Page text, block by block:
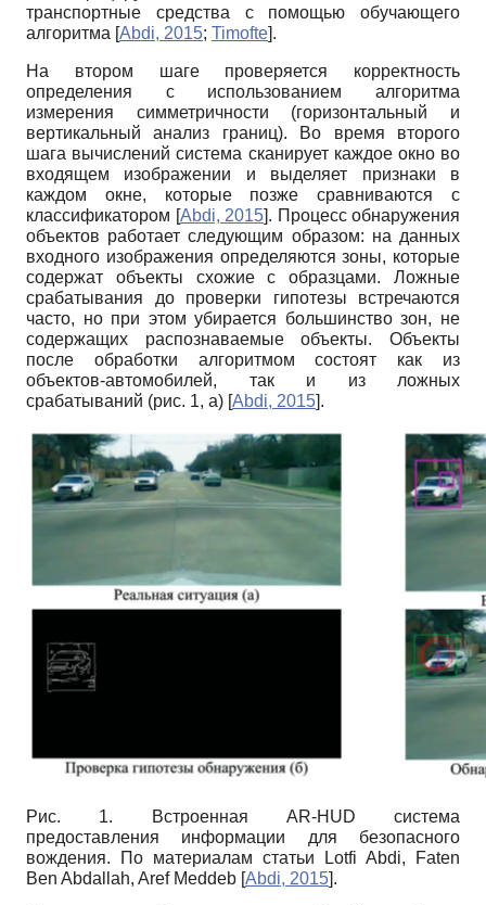
транспортные средства с помощью обучающего
алгоритма [Abdi, 2015; Timofte].
На втором шаге проверяется корректность
определения с использованием алгоритма
измерения симметричности (горизонтальный и
вертикальный анализ границ). Во время второго
шага вычислений система сканирует каждое окно во
входящем изображении и выделяет признаки в
каждом окне, которые позже сравниваются с
классификатором [Abdi, 2015]. Процесс обнаружения
объектов работает следующим образом: на данных
входного изображения определяются зоны, которые
содержат объекты схожие с образцами. Ложные
срабатывания до проверки гипотезы встречаются
часто, но при этом убирается большинство зон, не
содержащих распознаваемые объекты. Объекты
после обработки алгоритмом состоят как из
объектов-автомобилей, так и из ложных
срабатываний (рис. 1, а) [Abdi, 2015].
Рис. 1. Встроенная AR-HUD система
предоставления информации для безопасного
вождения. По материалам статьи
Lotfi Abdi, Faten
Ben Abdallah, Aref Meddeb [Abdi, 2015].